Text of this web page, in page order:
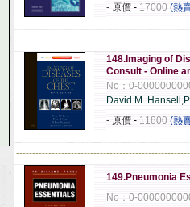
- 原價 - 17000 (熱
148.Imaging of
Consult - Online
No：0-
David M.
- 原價 - 11800 (熱
149.Pneumonia
No：0-